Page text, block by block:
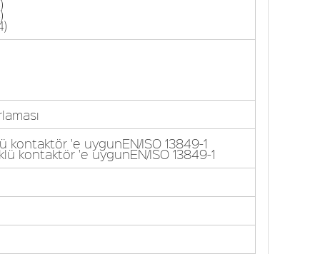
'e uygunEN/ISO 13849-1
kontaktör 'e uygunEN/ISO 13849-1